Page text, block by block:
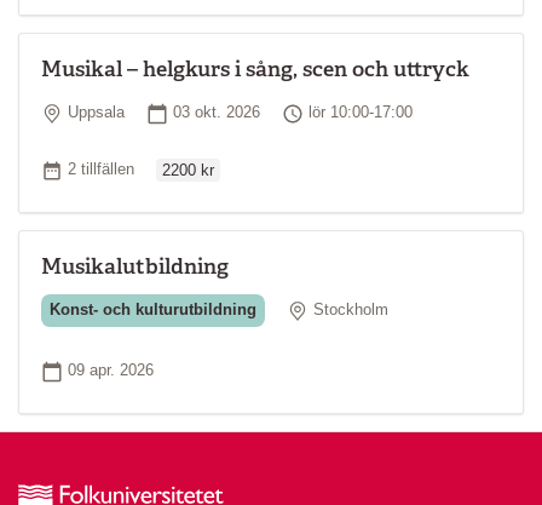
Musikal – helgkurs i sång, scen och uttryck
Plats
Uppsala Startdatum
03 okt. 2026 Tid
lör 10:00-17:00
Antal tillfällen
2 tillfällen 2200 kr
Musikalutbildning
Konst- och kulturutbildning Plats
Stockholm
Startdatum
09 apr. 2026